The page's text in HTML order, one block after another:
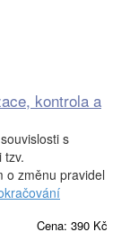
kontrola a
s
tzv.
o změnu pravidel
Cena: 390 Kč